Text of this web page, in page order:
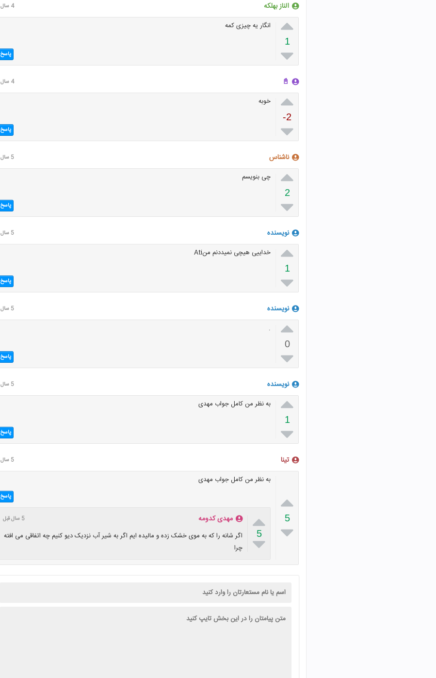
الناز بهلکه 4 سال قبل

1

انگار یه چیزی کمه
پاسخ
📓 4 سال قبل

-2

خوبه
پاسخ
ناشناس 5 سال قبل

2

چی بنویسم
پاسخ
نویسنده 5 سال قبل

1

خداییی هیچی نمیددنم منAti
پاسخ
نویسنده 5 سال قبل

0

.
پاسخ
نویسنده 5 سال قبل

1

به نظر من کامل جواب مهدی
پاسخ
تینا 5 سال قبل

5

به نظر من کامل جواب مهدی
پاسخ

5

مهدی کدومه 5 سال قبل
اگر شانه را که به موی خشک زده و مالیده ایم اگر به شیر آب نزدیک دیو کنیم چه اتفاقی می افته
چرا ‌